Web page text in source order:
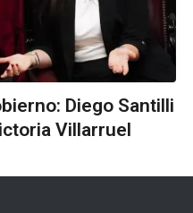
Diego Santilli
Villarruel